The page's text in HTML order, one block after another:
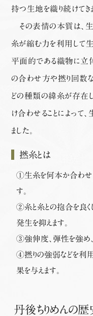
持つ生地を織り続けてきま
その表情の本質は、生
糸が縮む力を利用して
平面的である織物に立
の合わせ方や撚り回数
どの種類の緯糸が存在
け合わせることによって
ました。
撚糸とは
①生糸を何本か合わせ
す。
②糸と糸との抱合を良く
発生を抑えます。
③強伸度、弾性を強め、
④撚りの強弱などを利用
果を与えます。
丹後ちりめんの歴